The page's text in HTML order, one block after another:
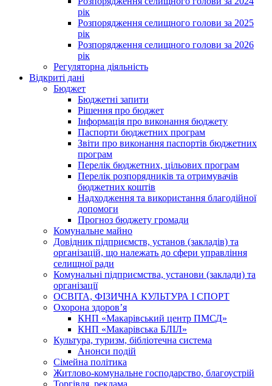
рік
Розпорядження селищного голови за 2025
рік
Розпорядження селищного голови за 2026
рік
Регуляторна діяльність
Відкриті дані
Бюджет
Бюджетні запити
Рішення про бюджет
Інформація про виконання бюджету
Паспорти бюджетних програм
Звіти про виконання паспортів бюджетних
програм
Перелік бюджетних, цільових програм
Перелік розпорядників та отримувачів
бюджетних коштів
Надходження та використання благодійної
допомоги
Прогноз бюджету громади
Комунальне майно
Довідник підприємств, установ (закладів) та
організацій, що належать до сфери управління
селищної ради
Комунальні підприємства, установи (заклади) та
організації
ОСВІТА, ФІЗИЧНА КУЛЬТУРА І СПОРТ
Охорона здоров’я
КНП «Макарівський центр ПМСД»
КНП «Макарівська БЛІЛ»
Культура, туризм, бібліотечна система
Анонси подій
Сімейна політика
Житлово-комунальне господарство, благоустрій
Торгівля, реклама